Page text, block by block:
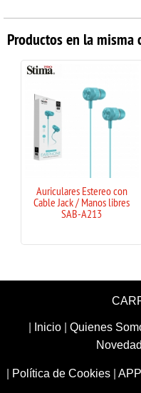
Productos en la misma
Auriculares Estereo con
Cable Jack / Manos libres
SAB-A213
Inicio Quienes
Política de Cookies